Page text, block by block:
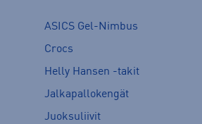
ASICS Gel-Nimbus
Crocs
Helly Hansen -takit
Jalkapallokengät
Juoksuliivit